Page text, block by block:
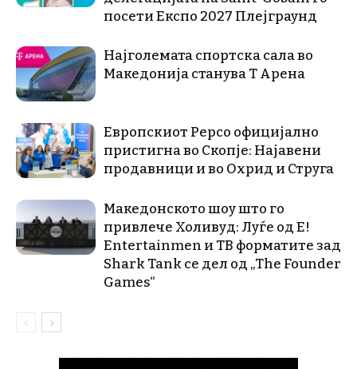
посети Експо 2027 Плејграунд
Најголемата спортска сала во
Македонија станува Т Арена
Европскиот Pepco официјално
пристигна во Скопје: Најавени
продавници и во Охрид и Струга
Македонското шоу што го
привлече Холивуд: Луѓе од E!
Entertainmen и ТВ форматите зад
Shark Tank се дел од „The Founder
Games“